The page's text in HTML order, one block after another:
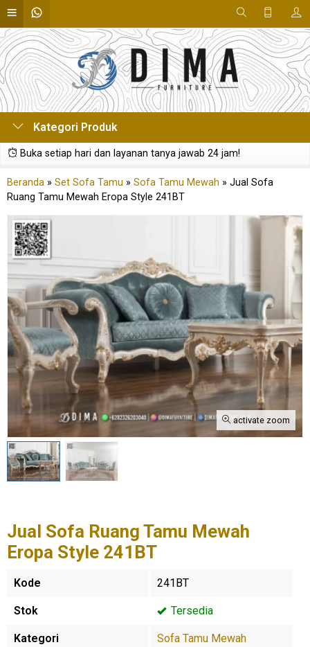
Kategori Produk
Buka setiap hari dan layanan tanya jawab 24 jam!
Beranda » Set Sofa Tamu » Sofa Tamu Mewah » Jual Sofa
Ruang Tamu Mewah Eropa Style 241BT
activate zoom
Jual Sofa Ruang Tamu Mewah
Eropa Style 241BT
Kode 241BT
Stok Tersedia
Kategori Sofa Tamu Mewah